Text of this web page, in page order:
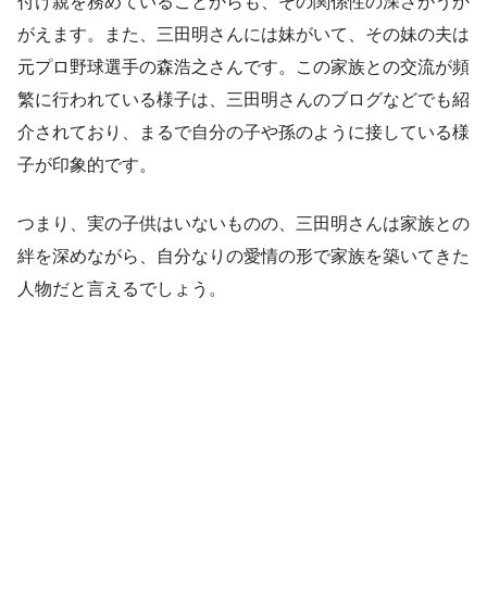
がえます。また、三田明さんには妹がいて、その妹の夫は
元プロ野球選手の森浩之さんです。この家族との交流が頻
繁に行われている様子は、三田明さんのブログなどでも紹
介されており、まるで自分の子や孫のように接している様
子が印象的です。
つまり、実の子供はいないものの、三田明さんは家族との
絆を深めながら、自分なりの愛情の形で家族を築いてきた
人物だと言えるでしょう。